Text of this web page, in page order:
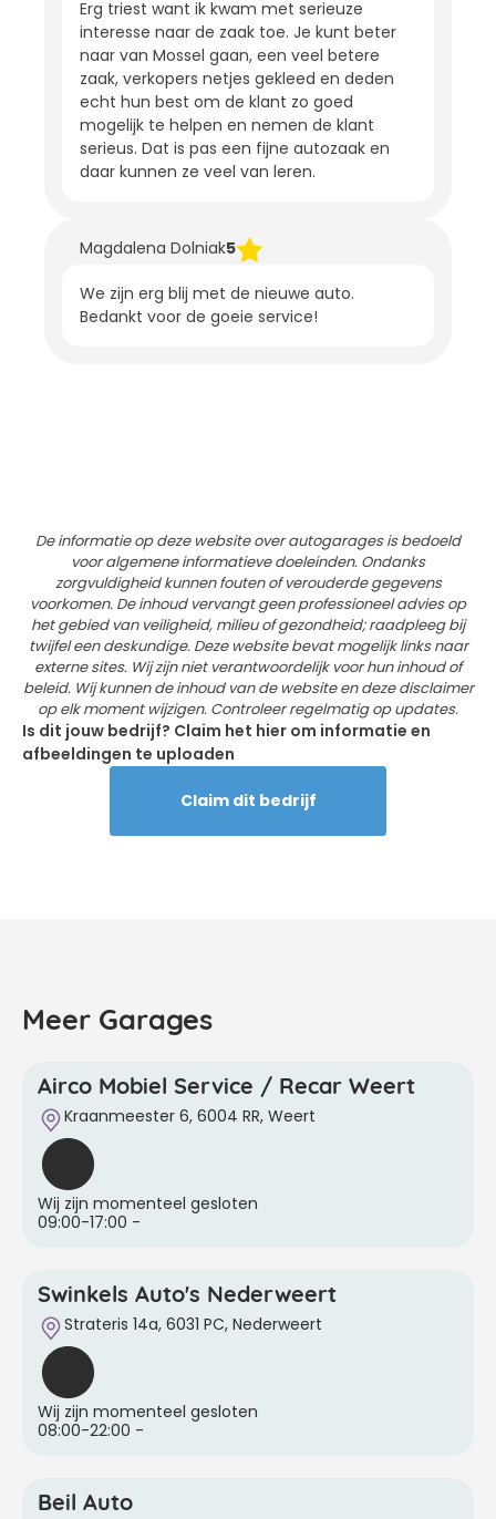
Erg triest want ik kwam met serieuze
interesse naar de zaak toe. Je kunt beter
naar van Mossel gaan, een veel betere
zaak, verkopers netjes gekleed en deden
echt hun best om de klant zo goed
mogelijk te helpen en nemen de klant
serieus. Dat is pas een fijne autozaak en
daar kunnen ze veel van leren.
Magdalena Dolniak5
We zijn erg blij met de nieuwe auto.
Bedankt voor de goeie service!
De informatie op deze website over autogarages is bedoeld
voor algemene informatieve doeleinden. Ondanks
zorgvuldigheid kunnen fouten of verouderde gegevens
voorkomen. De inhoud vervangt geen professioneel advies op
het gebied van veiligheid, milieu of gezondheid; raadpleeg bij
twijfel een deskundige. Deze website bevat mogelijk links naar
externe sites. Wij zijn niet verantwoordelijk voor hun inhoud of
beleid. Wij kunnen de inhoud van de website en deze disclaimer
op elk moment wijzigen. Controleer regelmatig op updates.
Is dit jouw bedrijf? Claim het hier om informatie en
afbeeldingen te uploaden
Claim dit bedrijf
Meer Garages
Airco Mobiel Service / Recar Weert
Kraanmeester 6, 6004 RR, Weert
Wij zijn momenteel gesloten
09:00-17:00 -
Swinkels Auto's Nederweert
Strateris 14a, 6031 PC, Nederweert
Wij zijn momenteel gesloten
08:00-22:00 -
Beil Auto